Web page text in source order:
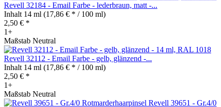
Revell 32184 - Email Farbe - lederbraun, matt -...
Inhalt 14 ml (17,86 € * / 100 ml)
2,50 € *
1+
Maßstab Neutral
Revell 32112 - Email Farbe - gelb, glänzend -...
Inhalt 14 ml (17,86 € * / 100 ml)
2,50 € *
1+
Maßstab Neutral
Revell 39651 - Gr.4/0